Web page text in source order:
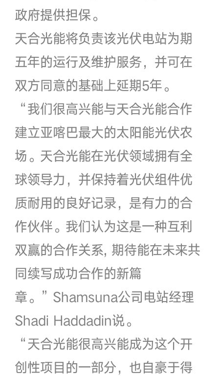
政府提供担保。
天合光能将负责该光伏电站为期
五年的运行及维护服务，并可在
双方同意的基础上延期5年。
“我们很高兴能与天合光能合作
建立亚喀巴最大的太阳能光伏农
场。天合光能在光伏领域拥有全
球领导力，并保持着光伏组件优
质耐用的良好记录，是有力的合
作伙伴。我们认为这是一种互利
双赢的合作关系, 期待能在未来共
同续写成功合作的新篇
章。”Shamsuna公司电站经理
Shadi Haddadin说。
“天合光能很高兴能成为这个开
创性项目的一部分，也自豪于得